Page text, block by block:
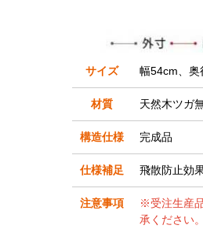
サイズ 幅54cm、奥
材質 天然木ツガ
構造仕様 完成品
仕様補足 飛散防止効
注意事項
※受注生産
承ください。